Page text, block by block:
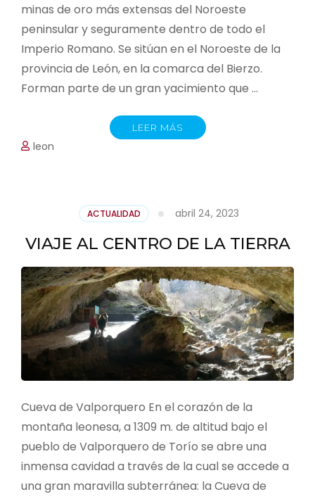
minas de oro más extensas del Noroeste
peninsular y seguramente dentro de todo el
Imperio Romano. Se sitúan en el Noroeste de la
provincia de León, en la comarca del Bierzo.
Forman parte de un gran yacimiento que …
LEER MÁS
leon
ACTUALIDAD abril 24, 2023
VIAJE AL CENTRO DE LA TIERRA
Cueva de Valporquero En el corazón de la
montaña leonesa, a 1309 m. de altitud bajo el
pueblo de Valporquero de Torío se abre una
inmensa cavidad a través de la cual se accede a
una gran maravilla subterránea: la Cueva de